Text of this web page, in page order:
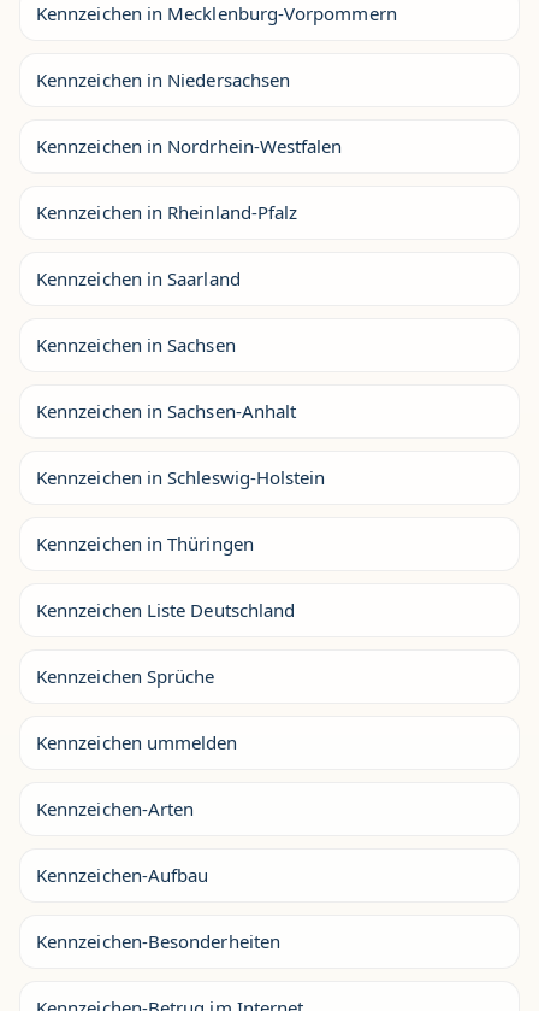
Kennzeichen in Mecklenburg-Vorpommern
Kennzeichen in Niedersachsen
Kennzeichen in Nordrhein-Westfalen
Kennzeichen in Rheinland-Pfalz
Kennzeichen in Saarland
Kennzeichen in Sachsen
Kennzeichen in Sachsen-Anhalt
Kennzeichen in Schleswig-Holstein
Kennzeichen in Thüringen
Kennzeichen Liste Deutschland
Kennzeichen Sprüche
Kennzeichen ummelden
Kennzeichen-Arten
Kennzeichen-Aufbau
Kennzeichen-Besonderheiten